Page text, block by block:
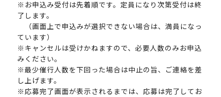
※お申込み受付は先着順です。定員になり次第受付は終
了します。
（画面上で申込みが選択できない場合は、満員になっ
ています）
※キャンセルは受けかねますので、必要人数のみお申込
みください。
※最少催行人数を下回った場合は中止の旨、ご連絡を差
し上げます。
※応募完了画面が表示されるまでは、応募は完了してお